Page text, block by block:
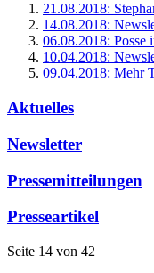
21.08.2018:
14.08.2018:
06.08.2018: Posse
10.04.2018:
09.04.2018: Mehr
Aktuelles
Newsletter
Pressemitteilungen
Presseartikel
Seite 14 von 42